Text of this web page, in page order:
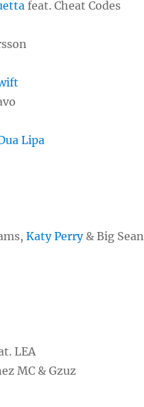
feat. Cheat Codes
Lipa
Katy Perry& Big Sean
LEA
MC & Gzuz